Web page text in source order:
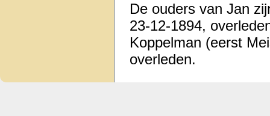
De ouders van Jan
23-12-1894,
Koppelman (eerst
overleden.